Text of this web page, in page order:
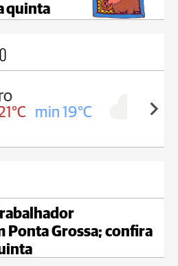
quinta
21°C min 18°C
Ponta Grossa; confira